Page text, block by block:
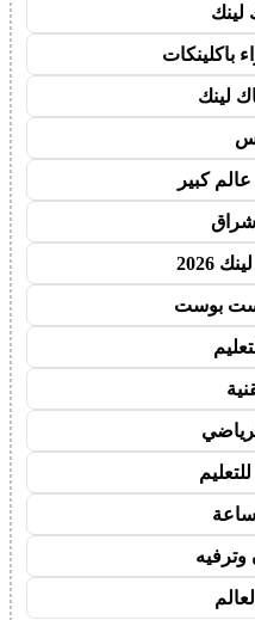
لينك
باكلينكات
لينك
كبير
2026
بوست